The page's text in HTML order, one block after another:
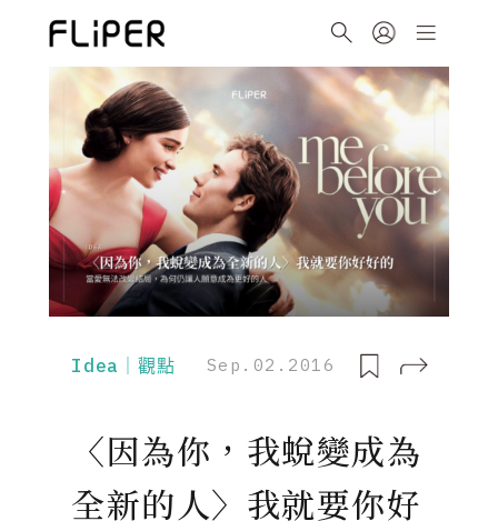
Idea｜觀點 Sep.02.2016
〈因為你，我蛻變成為
全新的人〉我就要你好